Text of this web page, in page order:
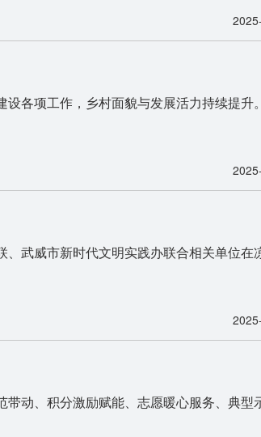
各项工作，乡村面貌与发展活力持续提升
武威市新时代文明实践办联合相关单位在
动、积分激励赋能、志愿暖心服务、典型